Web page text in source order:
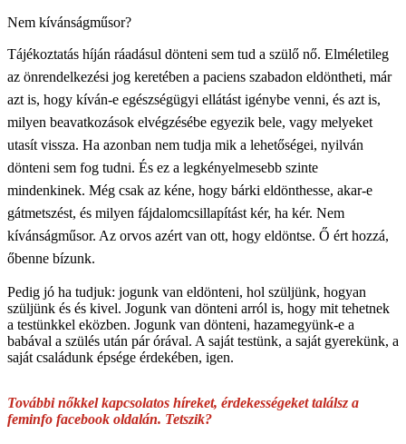
Nem kívánságműsor?
Tájékoztatás híján ráadásul dönteni sem tud a szülő nő. Elméletileg
az önrendelkezési jog keretében a paciens szabadon eldöntheti, már
azt is, hogy kíván-e egészségügyi ellátást igénybe venni, és azt is,
milyen beavatkozások elvégzésébe egyezik bele, vagy melyeket
utasít vissza. Ha azonban nem tudja mik a lehetőségei, nyilván
dönteni sem fog tudni. És ez a legkényelmesebb szinte
mindenkinek. Még csak az kéne, hogy bárki eldönthesse, akar-e
gátmetszést, és milyen fájdalomcsillapítást kér, ha kér. Nem
kívánságműsor. Az orvos azért van ott, hogy eldöntse. Ő ért hozzá,
őbenne bízunk.
Pedig jó ha tudjuk: jogunk van eldönteni, hol szüljünk, hogyan
szüljünk és és kivel. Jogunk van dönteni arról is, hogy mit tehetnek
a testünkkel eközben. Jogunk van dönteni, hazamegyünk-e a
babával a szülés után pár órával. A saját testünk, a saját gyerekünk, a
saját családunk épsége érdekében, igen.
További nőkkel kapcsolatos híreket, érdekességeket találsz a
feminfo facebook oldalán. Tetszik?